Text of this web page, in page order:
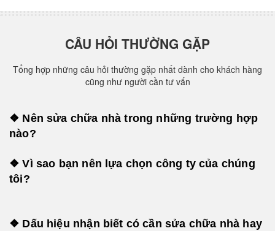
CÂU HỎI THƯỜNG GẶP
Tổng hợp những câu hỏi thường gặp nhất dành cho khách hàng
cũng như người cần tư vấn
❖ Nên sửa chữa nhà trong những trường hợp
nào?
❖ Vì sao bạn nên lựa chọn công ty của chúng
tôi?
❖ Dấu hiệu nhận biết có cần sửa chữa nhà hay